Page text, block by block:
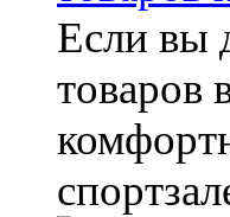
Если вы
товаров